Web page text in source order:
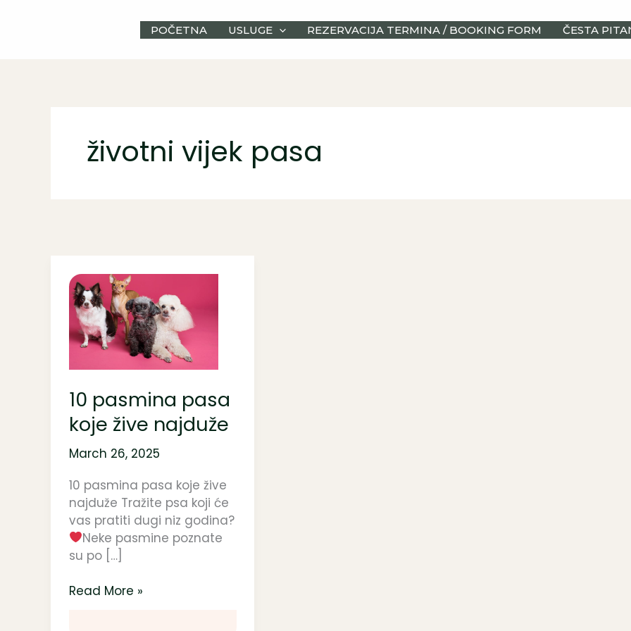
POČETNA USLUGE REZERVACIJA TERMINA / BOOKING FORM ČESTA
životni vijek pasa
10 pasmina pasa
koje žive najduže
March 26, 2025
10 pasmina pasa koje žive
najduže Tražite psa koji će
vas pratiti dugi niz godina?
Neke pasmine poznate
su po […]
10
pasmina
pasa
koje
žive
najduže
Read More »